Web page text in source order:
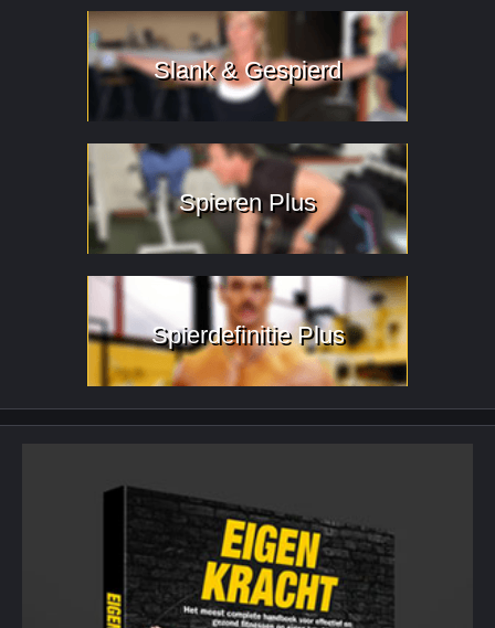
Slank & Gespierd
Spieren Plus
Spierdefinitie Plus